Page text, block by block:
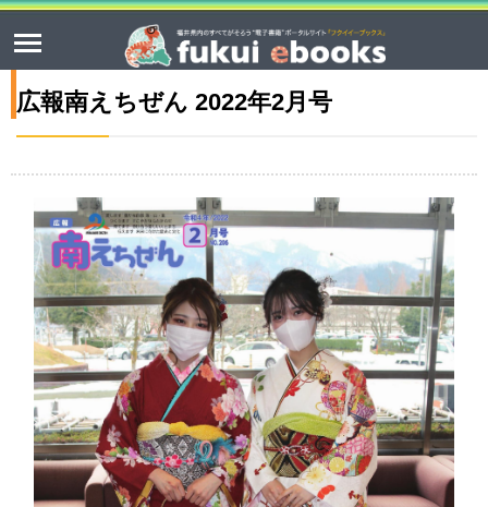
広報南えちぜん 2022年2月号